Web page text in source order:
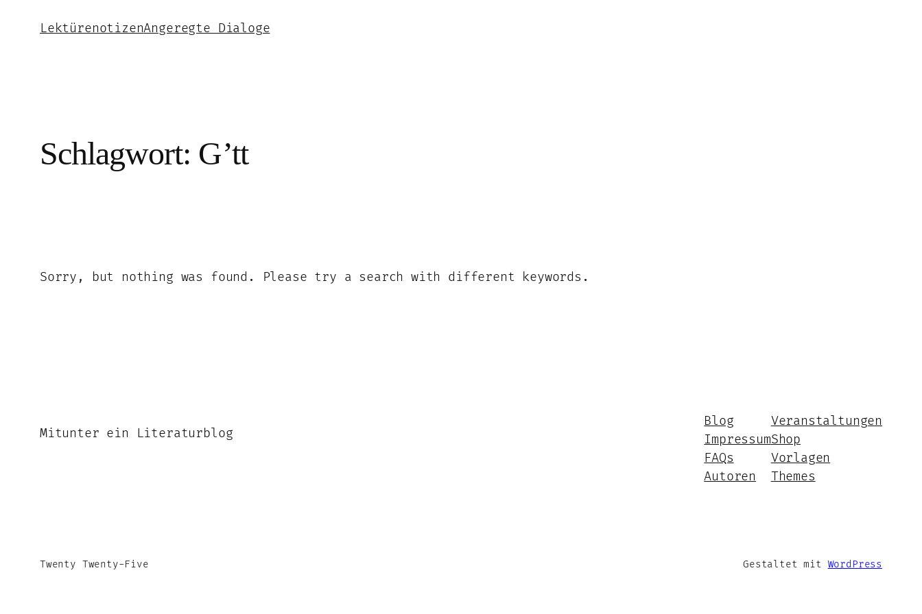
InhaltLektürenotizenAngeregte Dialoge
Schlagwort: G’tt
Sorry, but nothing was found. Please try a search with different keywords.
Mitunter ein Literaturblog
Blog
Impressum
FAQs
Autoren
Veranstaltungen
Shop
Vorlagen
Themes
Twenty Twenty-Five Gestaltet mit WordPress